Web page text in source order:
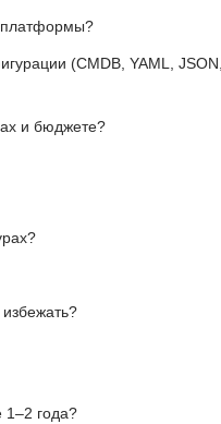
платформы?
(CMDB, YAML,
и бюджете?
1–2 года?